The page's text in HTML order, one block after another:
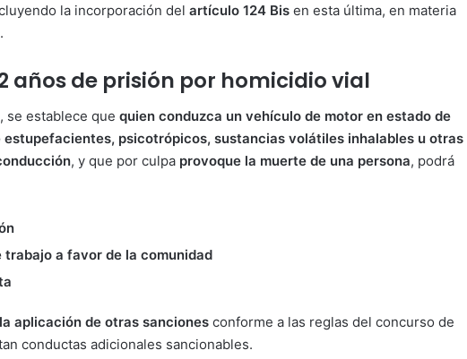
la incorporación del artículo 124 Bis en esta última, en materia
años de prisión por homicidio vial
se establece que quien conduzca un vehículo de motor en estado de
estupefacientes, psicotrópicos, sustancias volátiles inhalables u otras
, y que por culpa provoque la muerte de una persona, podrá
trabajo a favor de la comunidad
aplicación de otras sanciones conforme a las reglas del concurso de
conductas adicionales sancionables.